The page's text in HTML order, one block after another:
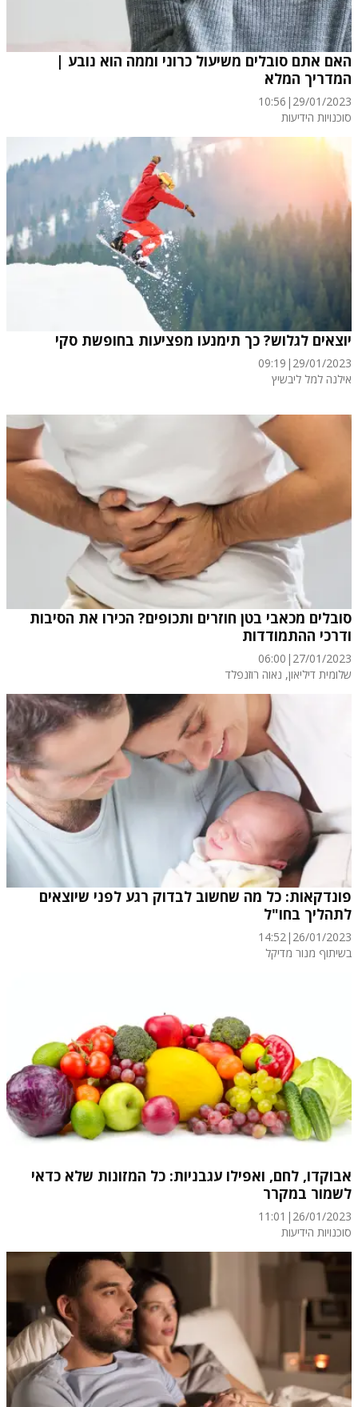
האם אתם סובלים משיעול כרוני וממה הוא נובע |
המדריך המלא
29/01/2023
|
10:56
סוכנויות הידיעות
יוצאים לגלוש? כך תימנעו מפציעות בחופשת סקי
29/01/2023
|
09:19
אילנה למל ליבשיץ
סובלים מכאבי בטן חוזרים ותכופים? הכירו את הסיבות
ודרכי ההתמודדות
27/01/2023
|
06:00
שלומית דיליאון, נאוה רוזנפלד
פונדקאות: כל מה שחשוב לבדוק רגע לפני שיוצאים
לתהליך בחו"ל
26/01/2023
|
14:52
בשיתוף מנור מדיקל
אבוקדו, לחם, ואפילו עגבניות: כל המזונות שלא כדאי
לשמור במקרר
26/01/2023
|
11:01
סוכנויות הידיעות